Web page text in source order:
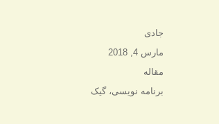
نویسنده
جادی
ارسال
شده
مارس 4, 2018
دسته‌ها
مقاله
برچسب‌ها
برنامه نویسی،گیک